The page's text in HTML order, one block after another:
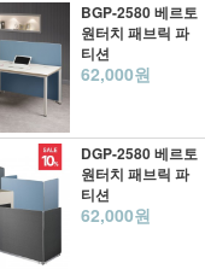
BGP-2580 베르토
원터치 패브릭 파
티션
62,000원
DGP-2580 베르토
원터치 패브릭 파
티션
62,000원